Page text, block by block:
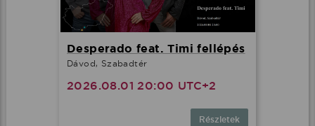
Desperado feat. Timi fellépés
Dávod, Szabadtér
2026.08.01 20:00 UTC+2
Részletek